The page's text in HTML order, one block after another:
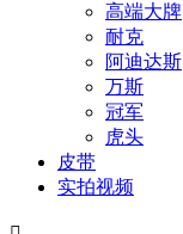
高端大牌
耐克
阿迪达斯
万斯
冠军
虎头
皮带
实拍视频